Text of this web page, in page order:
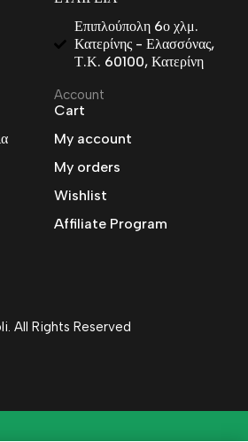
Επιπλούπολη 6ο χλμ.
Κατερίνης - Ελασσόνας,
Τ.Κ. 60100, Κατερίνη
Account
Cart
My account
My orders
Wishlist
Affiliate Program
All Rights Reserved